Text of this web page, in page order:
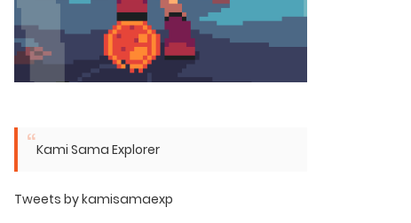
Kami Sama Explorer
Tweets by kamisamaexp